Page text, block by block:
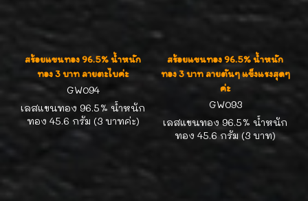
สร้อยแขนทอง 96.5% น้ำหนัก
ทอง 3 บาท ลายตะไบค่ะ
GW094
เลสแขนทอง 96.5% น้ำหนัก
ทอง 45.6 กรัม (3 บาทค่ะ)
ลายตะไบโปร่งตัดลายเงาๆค่ะ
หน้ากว้าง 1.5 ซม. ความยาว
สร้อยแขนทอง 96.5% น้ำหนัก
ทอง 3 บาท ลายตันๆ แข็งแรงสุดๆ
ค่ะ
GW093
เลสแขนทอง 96.5% น้ำหนัก
ทอง 45.6 กรัม (3 บาท)
ลายตาม้า หน้ากว้าง 0.6